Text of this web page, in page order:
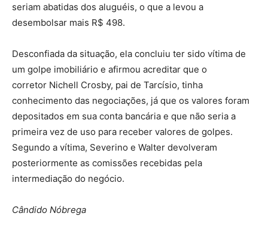
seriam abatidas dos aluguéis, o que a levou a
desembolsar mais R$ 498.
Desconfiada da situação, ela concluiu ter sido vítima de
um golpe imobiliário e afirmou acreditar que o
corretor Nichell Crosby, pai de Tarcísio, tinha
conhecimento das negociações, já que os valores foram
depositados em sua conta bancária e que não seria a
primeira vez de uso para receber valores de golpes.
Segundo a vítima, Severino e Walter devolveram
posteriormente as comissões recebidas pela
intermediação do negócio.
Cândido Nóbrega